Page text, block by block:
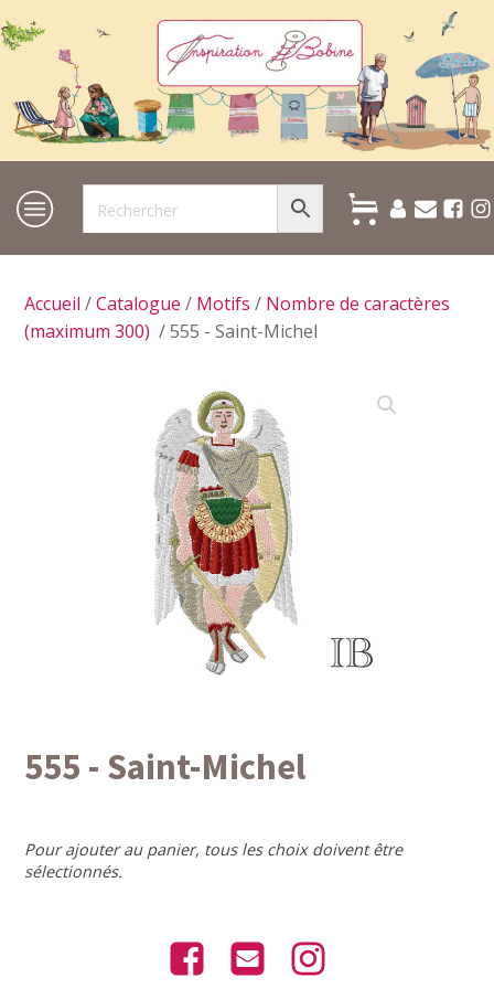
Accueil /Catalogue / Motifs / Nombre de caractères
(maximum 300) / 555 - Saint-Michel
555 - Saint-Michel
Pour ajouter au panier, tous les choix doivent être
sélectionnés.